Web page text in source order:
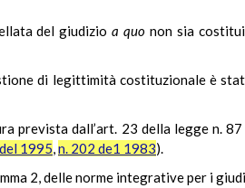
del giudizioa quo non sia
di legittimità costituzionale è
prevista dall’art. 23 della legge n.
1995,n. 202 de1 1983).
2, delle norme integrative per i